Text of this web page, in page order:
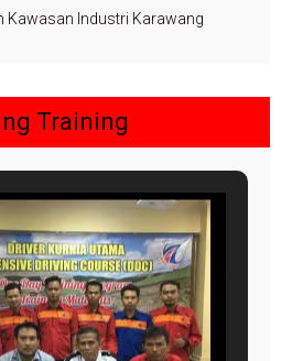
Kawasan Industri Karawang
Training